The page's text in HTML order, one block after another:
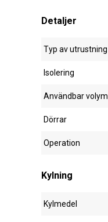
Detaljer
Typ av utrustning
Isolering
Användbar volym
Dörrar
Operation
Kylning
Kylmedel